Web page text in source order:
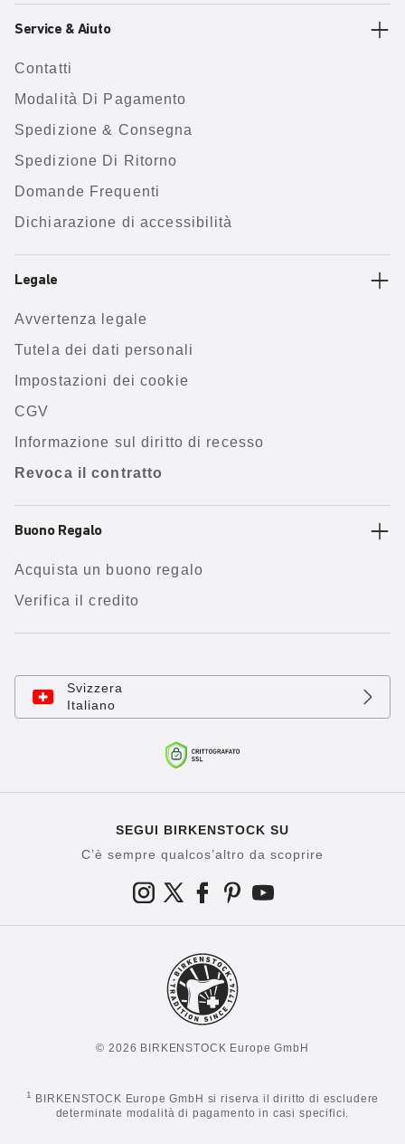
Service & Aiuto
Contatti
Modalità Di Pagamento
Spedizione & Consegna
Spedizione Di Ritorno
Domande Frequenti
Dichiarazione di accessibilità
Legale
Avvertenza legale
Tutela dei dati personali
Impostazioni dei cookie
CGV
Informazione sul diritto di recesso
Revoca il contratto
Buono Regalo
Acquista un buono regalo
Verifica il credito
Svizzera
Italiano
SEGUI BIRKENSTOCK SU
C’è sempre qualcos’altro da scoprire
© 2026 BIRKENSTOCK Europe GmbH
1
BIRKENSTOCK Europe GmbH si riserva il diritto di escludere
determinate modalità di pagamento in casi specifici.